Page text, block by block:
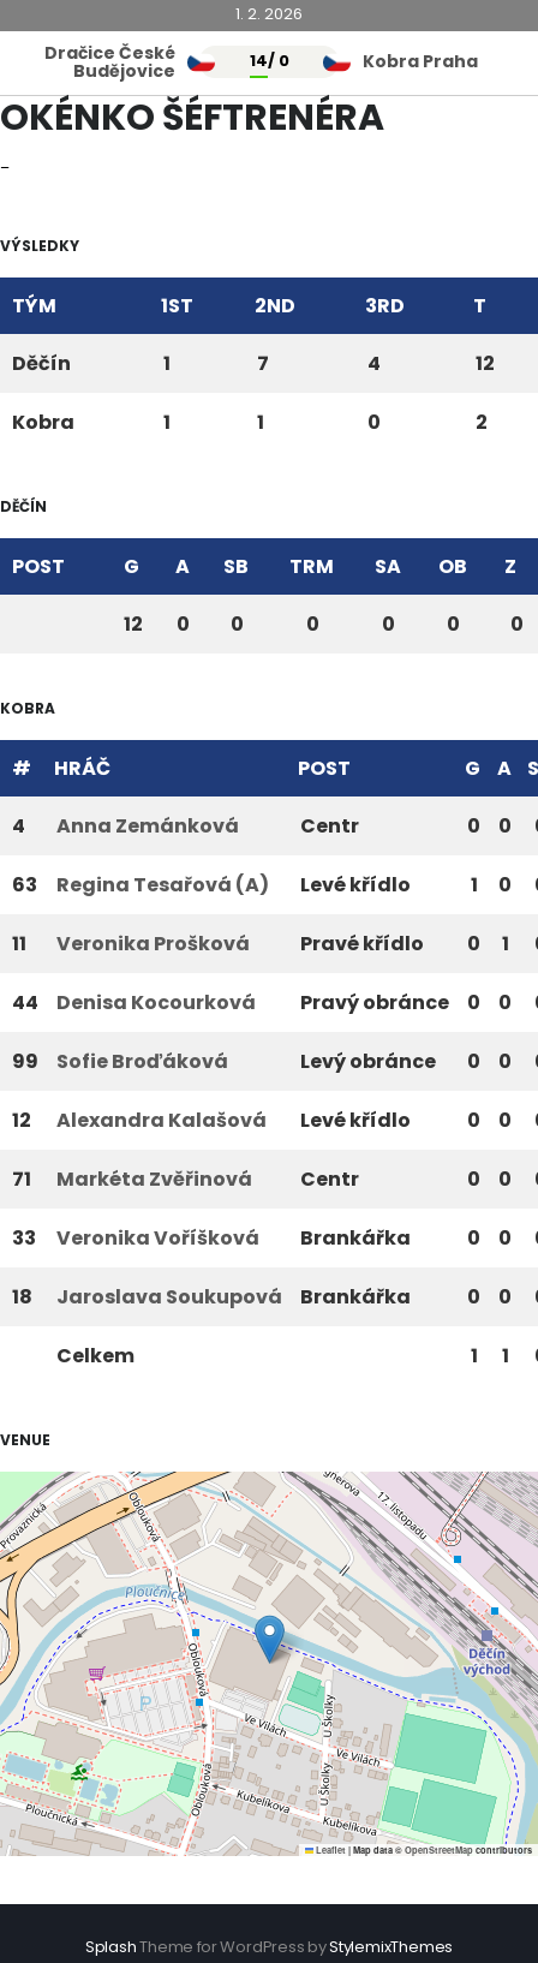
1. 2. 2026
Dračice České
Budějovice 14/ 0 Kobra Praha
OKÉNKO ŠÉFTRENÉRA
–
VÝSLEDKY
TÝM 1ST 2ND 3RD T
Děčín 1 7 4 12
Kobra 1 1 0 2
DĚČÍN
POST G A SB TRM SA OB Z
12 0 0 0 0 0 0
KOBRA
# HRÁČ POST G A
4 Anna Zemánková Centr 0 0
63 Regina Tesařová (A) Levé křídlo 1 0
11 Veronika Prošková Pravé křídlo 0 1
44 Denisa Kocourková Pravý obránce 0 0
99 Sofie Broďáková Levý obránce 0 0
12 Alexandra Kalašová Levé křídlo 0 0
71 Markéta Zvěřinová Centr 0 0
33 Veronika Voříšková Brankářka 0 0
18 Jaroslava Soukupová Brankářka 0 0
Celkem 1 1
VENUE
Leaflet | Map data © OpenStreetMap contributors
SplashTheme for WordPress byStylemixThemes